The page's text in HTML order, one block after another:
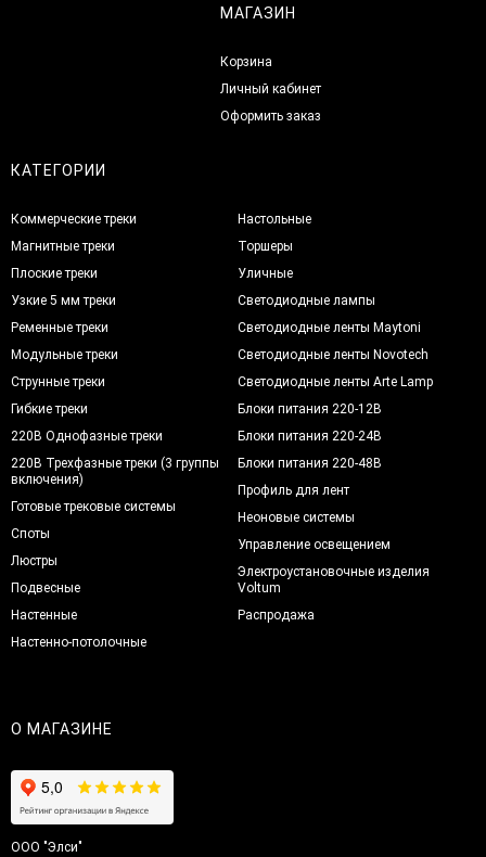
МАГАЗИН
Корзина
Личный кабинет
Оформить заказ
КАТЕГОРИИ
Коммерческие треки
Магнитные треки
Плоские треки
Узкие 5 мм треки
Ременные треки
Модульные треки
Струнные треки
Гибкие треки
220В Однофазные треки
220В Трехфазные треки (3 группы
включения)
Готовые трековые системы
Споты
Люстры
Подвесные
Настенные
Настенно-потолочные
Настольные
Торшеры
Уличные
Светодиодные лампы
Светодиодные ленты Maytoni
Светодиодные ленты Novotech
Светодиодные ленты Arte Lamp
Блоки питания 220-12В
Блоки питания 220-24В
Блоки питания 220-48В
Профиль для лент
Неоновые системы
Управление освещением
Электроустановочные изделия
Voltum
Распродажа
О МАГАЗИНЕ
ООО "Элси"